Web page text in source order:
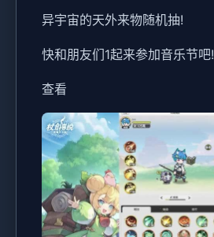
异宇宙的天外来物随机抽!
快和朋友们1起来参加音乐节吧!
查看